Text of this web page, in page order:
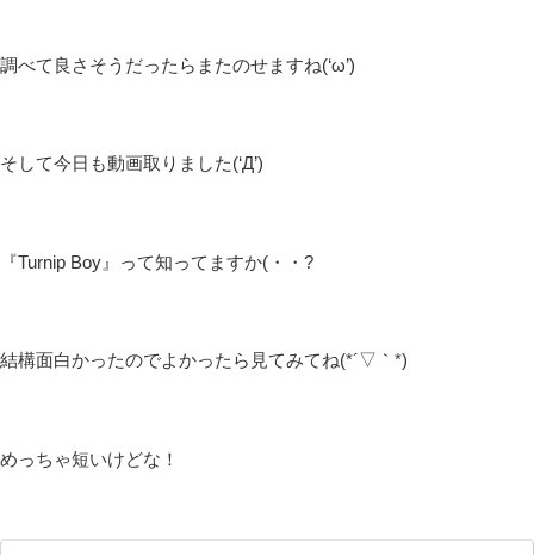
調べて良さそうだったらまたのせますね(‘ω’)
そして今日も動画取りました(‘Д’)
『Turnip Boy』って知ってますか(・・?
結構面白かったのでよかったら見てみてね(*´▽｀*)
めっちゃ短いけどな！